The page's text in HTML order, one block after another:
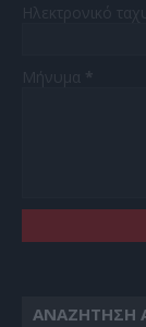
ΑΝΑΖΉΤΗΣΗ